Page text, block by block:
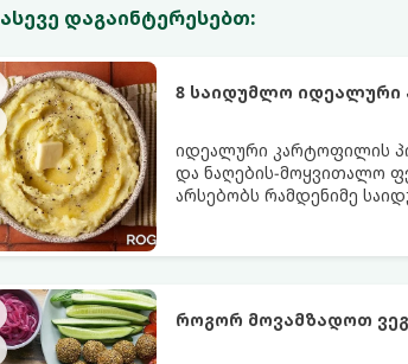
ასევე დაგაინტერესებთ:
8 საიდუმლო იდეალური
იდეალური კარტოფილის
და ნაღების-მოყვითალო
არსებობს რამდენიმე
როგორ მოვამზადოთ